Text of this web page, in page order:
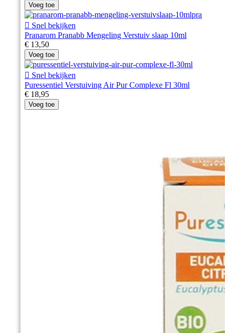
Voeg toe
 Snel bekijken
Pranarom Pranabb Mengeling Verstuiv slaap 10ml
€ 13,50
Voeg toe
 Snel bekijken
Puressentiel Verstuiving Air Pur Complexe Fl 30ml
€ 18,95
Voeg toe